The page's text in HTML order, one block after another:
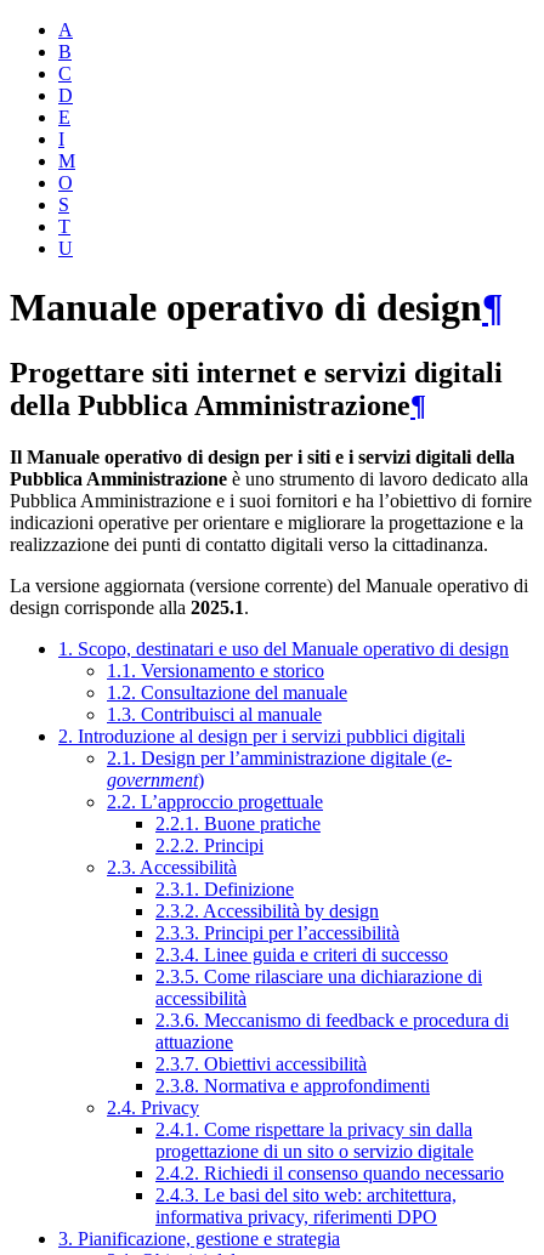
A
B
C
D
E
I
M
O
S
T
U
Manuale operativo di design¶
Progettare siti internet e servizi digitali
della Pubblica Amministrazione¶
Il Manuale operativo di design per i siti e i servizi digitali della
Pubblica Amministrazione è uno strumento di lavoro dedicato alla
Pubblica Amministrazione e i suoi fornitori e ha l’obiettivo di fornire
indicazioni operative per orientare e migliorare la progettazione e la
realizzazione dei punti di contatto digitali verso la cittadinanza.
La versione aggiornata (versione corrente) del Manuale operativo di
design corrisponde alla 2025.1.
1. Scopo, destinatari e uso del Manuale operativo di design
1.1. Versionamento e storico
1.2. Consultazione del manuale
1.3. Contribuisci al manuale
2. Introduzione al design per i servizi pubblici digitali
2.1. Design per l’amministrazione digitale (e-
government)
2.2. L’approccio progettuale
2.2.1. Buone pratiche
2.2.2. Principi
2.3. Accessibilità
2.3.1. Definizione
2.3.2. Accessibilità by design
2.3.3. Principi per l’accessibilità
2.3.4. Linee guida e criteri di successo
2.3.5. Come rilasciare una dichiarazione di
accessibilità
2.3.6. Meccanismo di feedback e procedura di
attuazione
2.3.7. Obiettivi accessibilità
2.3.8. Normativa e approfondimenti
2.4. Privacy
2.4.1. Come rispettare la privacy sin dalla
progettazione di un sito o servizio digitale
2.4.2. Richiedi il consenso quando necessario
2.4.3. Le basi del sito web: architettura,
informativa privacy, riferimenti DPO
3. Pianificazione, gestione e strategia